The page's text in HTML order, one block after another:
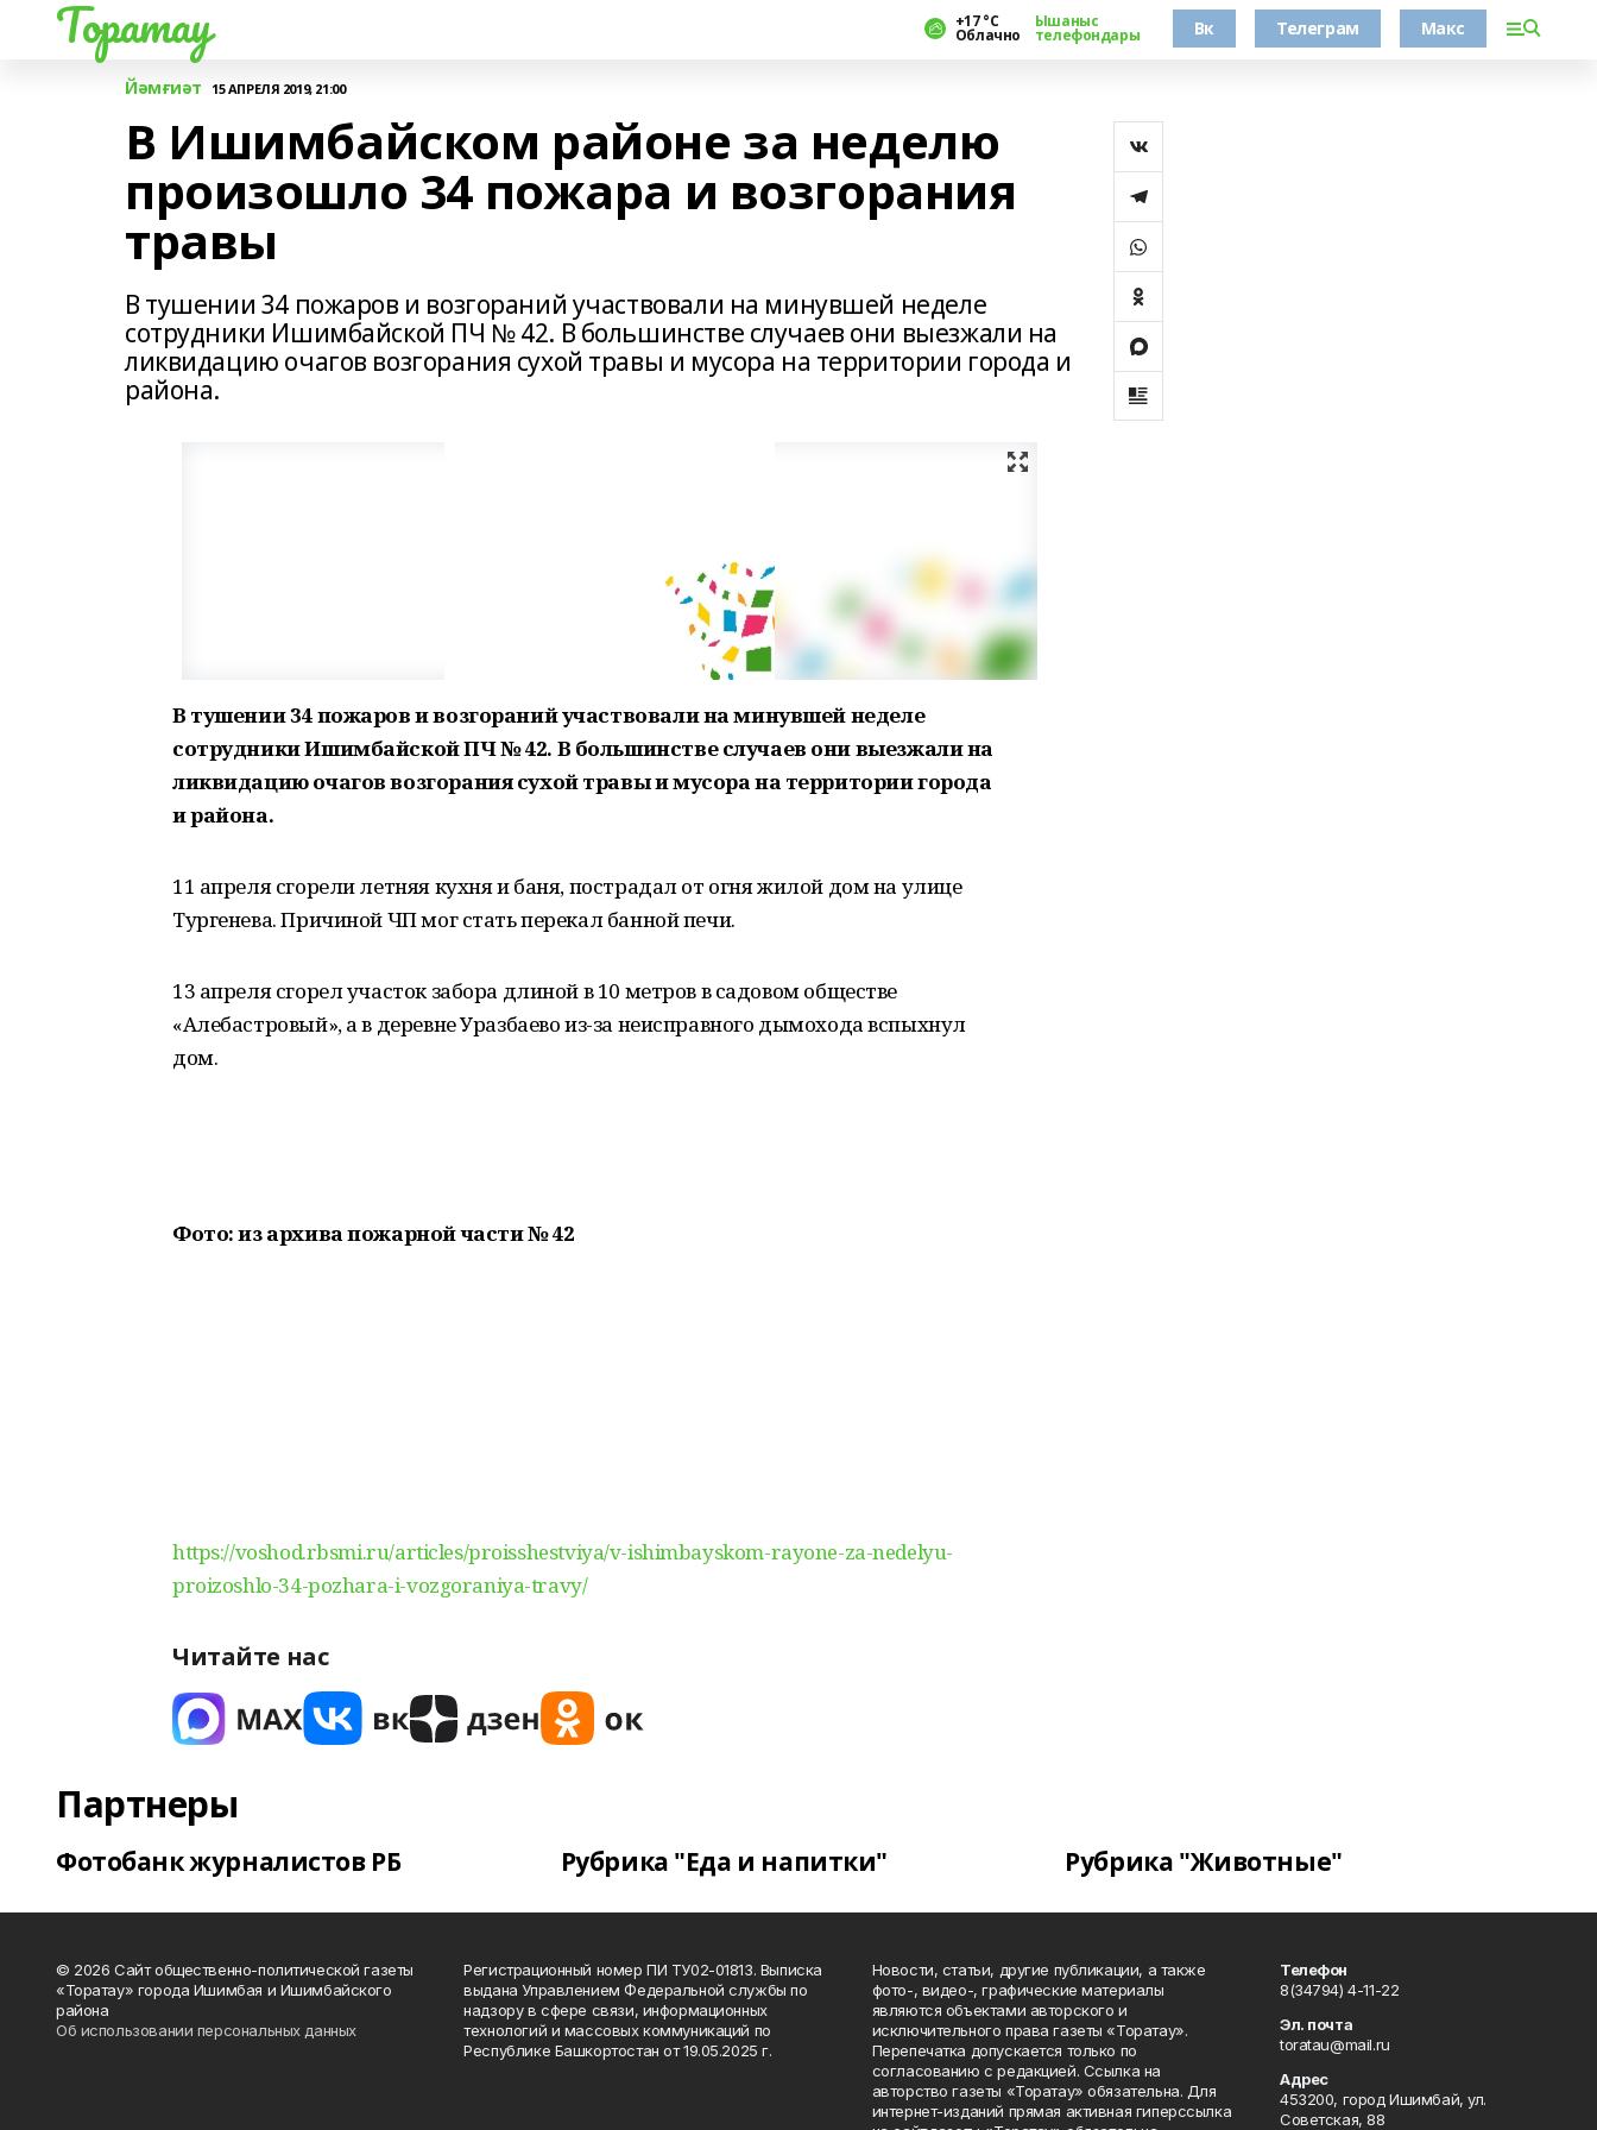
Торатау +17 °С
Облачно
Ышаныс
телефондары Вк Телеграм Макс
Йәмғиәт 15 АПРЕЛЯ 2019, 21:00
В Ишимбайском районе за неделю
произошло 34 пожара и возгорания
травы
В тушении 34 пожаров и возгораний участвовали на минувшей неделе
сотрудники Ишимбайской ПЧ № 42. В большинстве случаев они выезжали на
ликвидацию очагов возгорания сухой травы и мусора на территории города и
района.
В тушении 34 пожаров и возгораний участвовали на минувшей неделе
сотрудники Ишимбайской ПЧ № 42. В большинстве случаев они выезжали на
ликвидацию очагов возгорания сухой травы и мусора на территории города
и района.
11 апреля сгорели летняя кухня и баня, пострадал от огня жилой дом на улице
Тургенева. Причиной ЧП мог стать перекал банной печи.
13 апреля сгорел участок забора длиной в 10 метров в садовом обществе
«Алебастровый», а в деревне Уразбаево из-за неисправного дымохода вспыхнул
дом.
Фото: из архива пожарной части № 42
https://voshod.rbsmi.ru/articles/proisshestviya/v-ishimbayskom-rayone-za-nedelyu-
proizoshlo-34-pozhara-i-vozgoraniya-travy/
Читайте нас
Партнеры
Фотобанк журналистов РБ Рубрика "Еда и напитки" Рубрика "Животные"
© 2026 Сайт общественно-политической газеты
«Торатау» города Ишимбая и Ишимбайского
района
Об использовании персональных данных
Регистрационный номер ПИ ТУ02-01813. Выписка
выдана Управлением Федеральной службы по
надзору в сфере связи, информационных
технологий и массовых коммуникаций по
Республике Башкортостан от 19.05.2025 г.
Новости, статьи, другие публикации, а также
фото-, видео-, графические материалы
являются объектами авторского и
исключительного права газеты «Торатау».
Перепечатка допускается только по
согласованию с редакцией. Ссылка на
авторство газеты «Торатау» обязательна. Для
интернет-изданий прямая активная гиперссылка
Телефон
8(34794) 4-11-22
Эл. почта
toratau@mail.ru
Адрес
453200, город Ишимбай, ул.
Советская, 88